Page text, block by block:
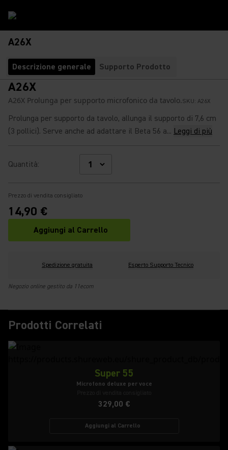
A26X
Descrizione generale Supporto Prodotto
A26X
A26X Prolunga per supporto microfonico da tavolo. SKU: A26X
Prolunga per supporto da tavolo, allunga il supporto di 7,6 cm
(3 pollici). Serve anche ad adattare il Beta 56 a... Leggi di più
Quantità:
Prezzo di vendita consigliato
14,90 €
Aggiungi al Carrello
Spedizione gratuita Esperto Supporto Tecnico
Negozio online gestito da 11ecom
Prodotti Correlati
Super 55
Microfono deluxe per voce
329,00 €
Aggiungi al Carrello